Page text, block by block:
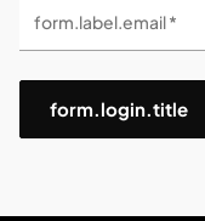
form.label.email *
form.login.title